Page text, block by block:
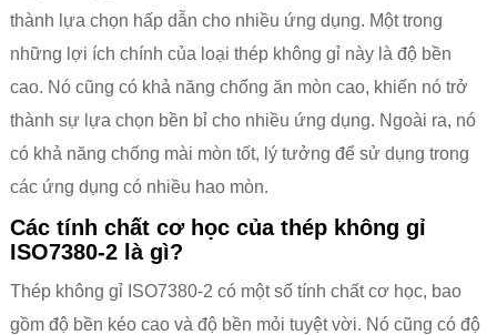
thành lựa chọn hấp dẫn cho nhiều ứng dụng. Một trong
những lợi ích chính của loại thép không gỉ này là độ bền
cao. Nó cũng có khả năng chống ăn mòn cao, khiến nó trở
thành sự lựa chọn bền bỉ cho nhiều ứng dụng. Ngoài ra, nó
có khả năng chống mài mòn tốt, lý tưởng để sử dụng trong
các ứng dụng có nhiều hao mòn.
Các tính chất cơ học của thép không gỉ
ISO7380-2 là gì?
Thép không gỉ ISO7380-2 có một số tính chất cơ học, bao
gồm độ bền kéo cao và độ bền mỏi tuyệt vời. Nó cũng có độ